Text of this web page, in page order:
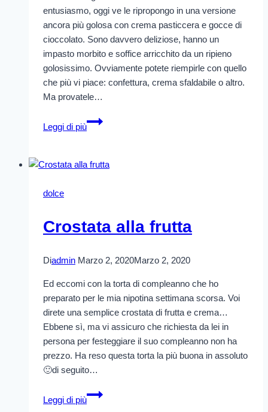
entusiasmo, oggi ve le ripropongo in una versione
ancora più golosa con crema pasticcera e gocce di
cioccolato. Sono davvero deliziose, hanno un
impasto morbito e soffice arricchito da un ripieno
golosissimo. Ovviamente potete riempirle con quello
che più vi piace: confettura, crema sfaldabile o altro.
Ma provatele…
Leggi di più
Girelle
crema
gocce
dolce
Crostata alla frutta
Diadmin Marzo 2, 2020Marzo 2, 2020
Ed eccomi con la torta di compleanno che ho
preparato per le mia nipotina settimana scorsa. Voi
direte una semplice crostata di frutta e crema…
Ebbene sì, ma vi assicuro che richiesta da lei in
persona per festeggiare il suo compleanno non ha
prezzo. Ha reso questa torta la più buona in assoluto
🙂di seguito…
Leggi di più
Crostata
alla